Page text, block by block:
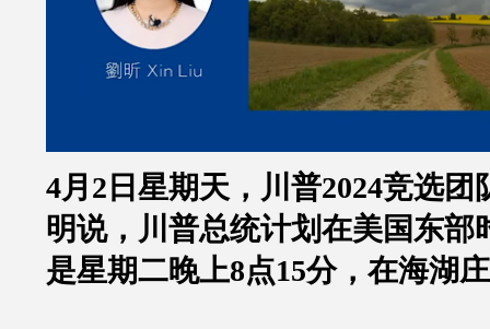
4月 2 日星期天，川普2024竞选团
明说，川普总统计划在美国东部
是星期二晚上8点15分，在海湖